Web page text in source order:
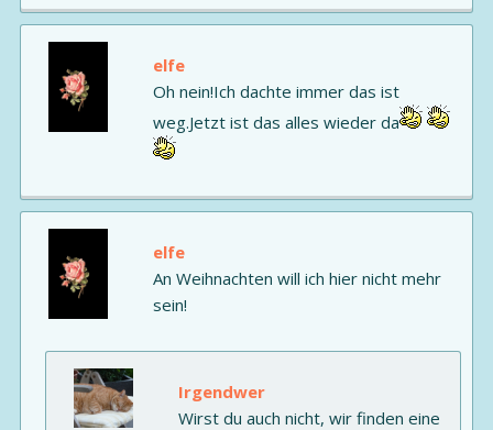
elfe
Oh nein!Ich dachte immer das ist
weg.Jetzt ist das alles wieder da
elfe
An Weihnachten will ich hier nicht mehr
sein!
Irgendwer
Wirst du auch nicht, wir finden eine